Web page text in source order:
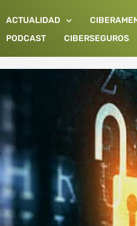
ACTUALIDAD
PODCAST
CIBERSEGUROS